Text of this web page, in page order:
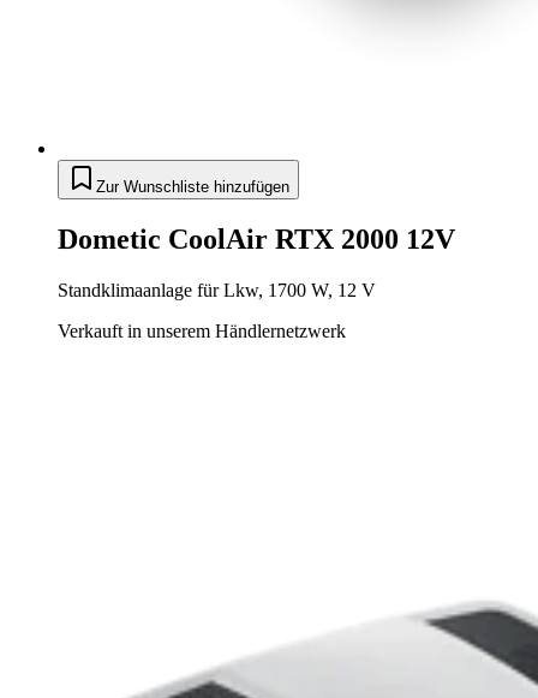
Zur Wunschliste hinzufügen
Dometic CoolAir RTX 2000 12V
Standklimaanlage für Lkw, 1700 W, 12 V
Verkauft in unserem Händlernetzwerk